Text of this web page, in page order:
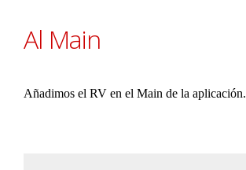
Al Main
Añadimos el RV en el Main de la aplicación.